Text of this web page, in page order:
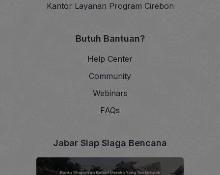
Kantor Layanan Program Cirebon
Butuh Bantuan?
Help Center
Community
Webinars
FAQs
Jabar Siap Siaga Bencana